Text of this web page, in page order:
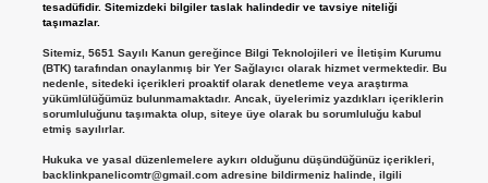
tesadüfidir. Sitemizdeki bilgiler taslak halindedir ve tavsiye niteliği
taşımazlar.
Sitemiz, 5651 Sayılı Kanun gereğince Bilgi Teknolojileri ve İletişim Kurumu
(BTK) tarafından onaylanmış bir Yer Sağlayıcı olarak hizmet vermektedir. Bu
nedenle, sitedeki içerikleri proaktif olarak denetleme veya araştırma
yükümlülüğümüz bulunmamaktadır. Ancak, üyelerimiz yazdıkları içeriklerin
sorumluluğunu taşımakta olup, siteye üye olarak bu sorumluluğu kabul
etmiş sayılırlar.
Hukuka ve yasal düzenlemelere aykırı olduğunu düşündüğünüz içerikleri,
backlinkpanelicomtr@gmail.comadresine bildirmeniz halinde, ilgili